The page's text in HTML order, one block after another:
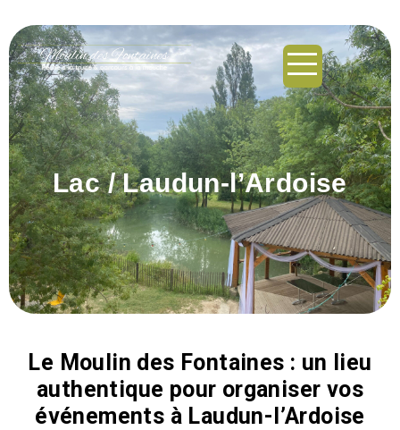
Lac / Laudun-l’Ardoise
Le Moulin des Fontaines : un lieu
authentique pour organiser vos
événements à Laudun-l’Ardoise